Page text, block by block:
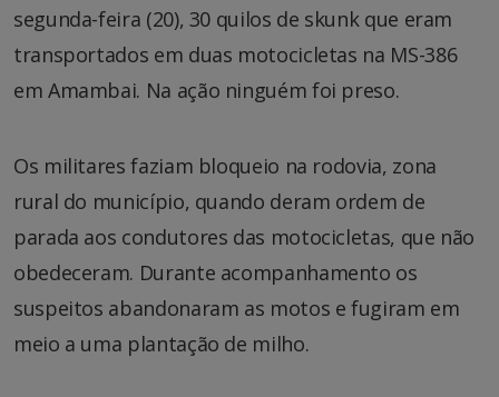
segunda-feira (20), 30 quilos de skunk que eram
transportados em duas motocicletas na MS-386
em Amambai. Na ação ninguém foi preso.
Os militares faziam bloqueio na rodovia, zona
rural do município, quando deram ordem de
parada aos condutores das motocicletas, que não
obedeceram. Durante acompanhamento os
suspeitos abandonaram as motos e fugiram em
meio a uma plantação de milho.